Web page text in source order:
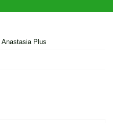
Anastasia Plus